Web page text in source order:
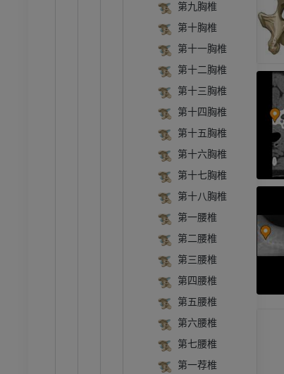
第九胸椎
第十胸椎
第十一胸椎
第十二胸椎
第十三胸椎
第十四胸椎
第十五胸椎
第十六胸椎
第十七胸椎
第十八胸椎
第一腰椎
第二腰椎
第三腰椎
第四腰椎
第五腰椎
第六腰椎
第七腰椎
第一荐椎
牛 - 骨学
插画
优质会员